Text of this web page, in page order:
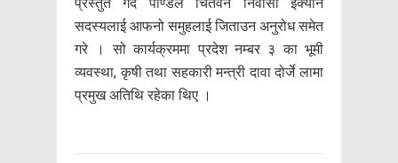
सदस्यलाई आफनो समुहलाई जिताउन अनुरोध समेत
गरे । सो कार्यक्रममा प्रदेश नम्बर ३ का भूमी
व्यवस्था, कृषी तथा सहकारी मन्त्री दावा दोर्जे लामा
प्रमुख अतिथि रहेका थिए ।